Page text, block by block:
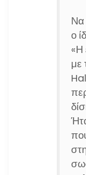
Να
ο
«Η
με